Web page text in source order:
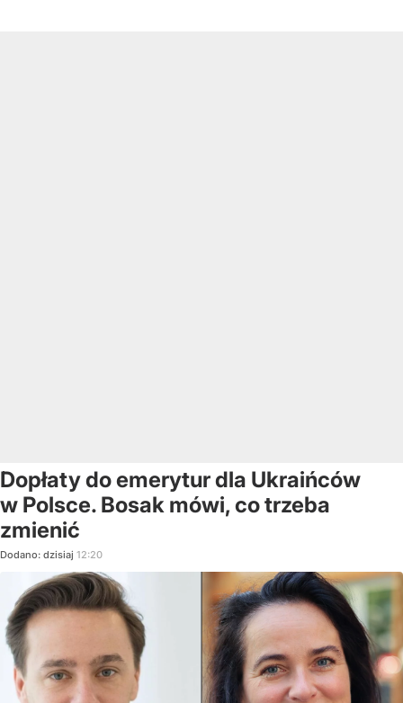
Dopłaty do emerytur dla Ukraińców
w Polsce. Bosak mówi, co trzeba
zmienić
Dodano: dzisiaj 12:20